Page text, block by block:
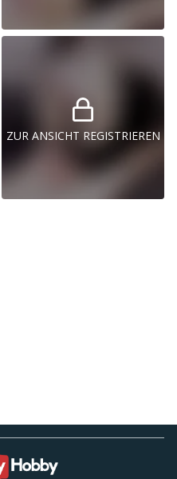
ZUR ANSICHT REGISTRIEREN